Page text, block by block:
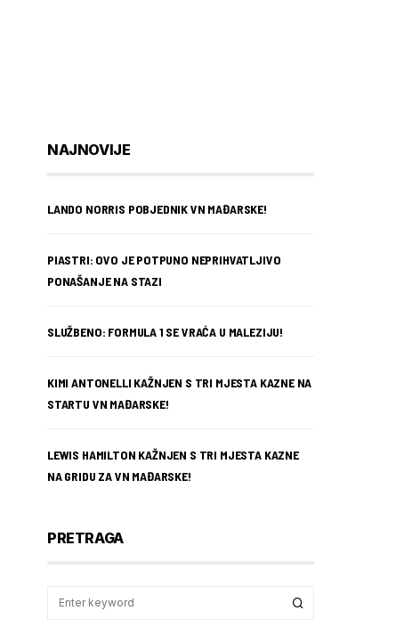
NAJNOVIJE
LANDO NORRIS POBJEDNIK VN MAĐARSKE!
PIASTRI: OVO JE POTPUNO NEPRIHVATLJIVO
PONAŠANJE NA STAZI
SLUŽBENO: FORMULA 1 SE VRAĆA U MALEZIJU!
KIMI ANTONELLI KAŽNJEN S TRI MJESTA KAZNE NA
STARTU VN MAĐARSKE!
LEWIS HAMILTON KAŽNJEN S TRI MJESTA KAZNE
NA GRIDU ZA VN MAĐARSKE!
PRETRAGA